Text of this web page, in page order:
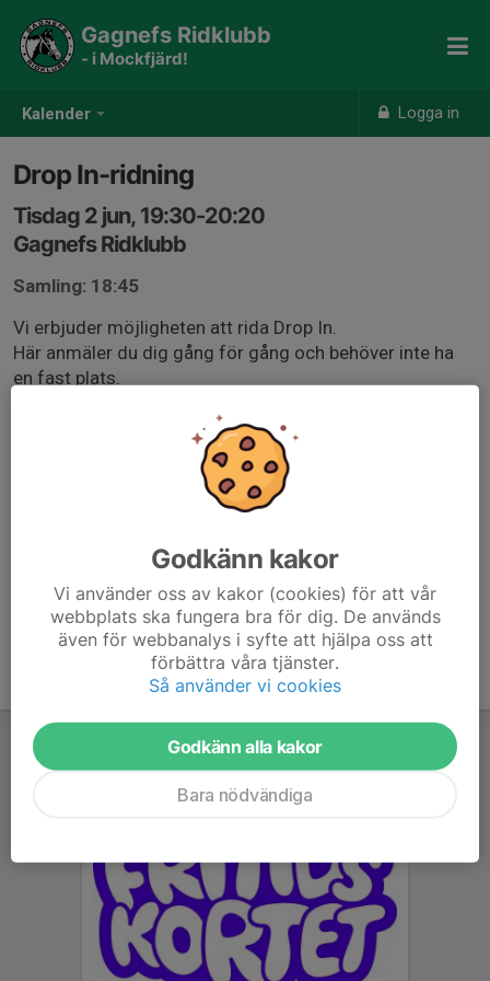
Kalender Logga in
Gagnefs Ridklubb
- i Mockfjärd!
Drop In-ridning
Tisdag 2 jun, 19:30-20:20
Gagnefs Ridklubb
Samling: 18:45
Vi erbjuder möjligheten att rida Drop In.
Här anmäler du dig gång för gång och behöver inte ha
en fast plats.
Du anmäler dig antingen här direkt genom ditt inlogg,
eller på mail till gagnefs.ridklubb@telia.com
Har du ridit fler än 3st lektioner så krävs ett medlemskap
Godkänn kakor
Vi använder oss av kakor (cookies) för att vår
webbplats ska fungera bra för dig. De används
även för webbanalys i syfte att hjälpa oss att
förbättra våra tjänster.
Så använder vi cookies
Godkänn alla kakor
Bara nödvändiga